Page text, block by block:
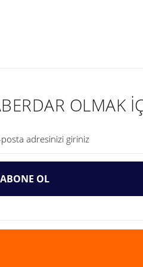
OLMAK
OL